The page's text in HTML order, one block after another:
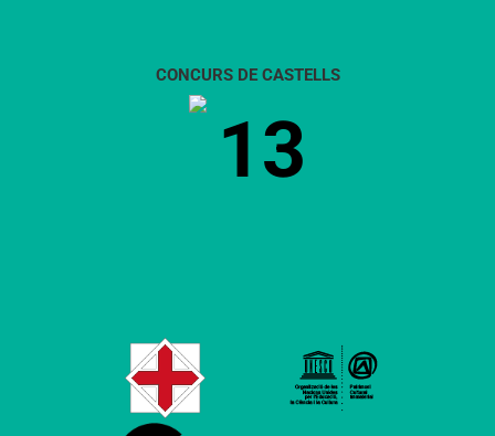
CONCURS DE CASTELLS
13